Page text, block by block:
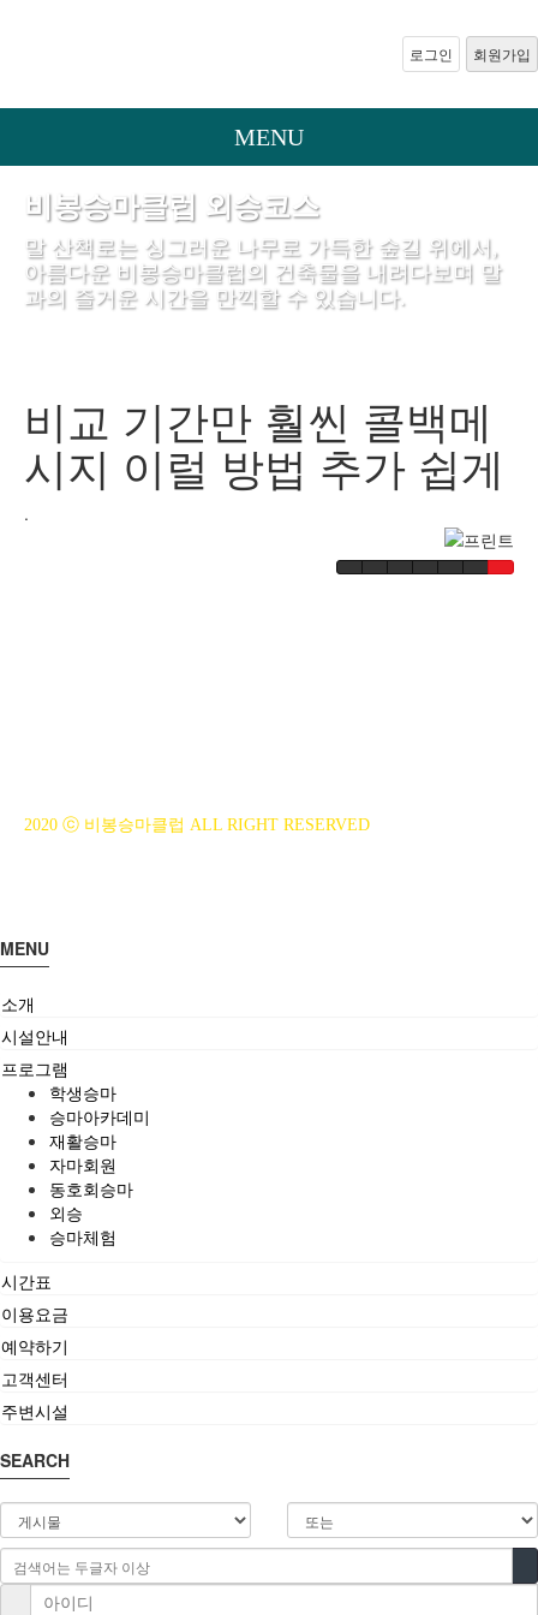
로그인 회원가입
MENU
비봉승마클럽 외승코스
말 산책로는 싱그러운 나무로 가득한 숲길 위에서,
아름다운 비봉승마클럽의 건축물을 내려다보며 말
과의 즐거운 시간을 만끽할 수 있습니다.
비교 기간만 훨씬 콜백메
시지 이럴 방법 추가 쉽게
.
2020 ⓒ 비봉승마클럽 ALL RIGHT RESERVED
MENU
소개
시설안내
프로그램
학생승마
승마아카데미
재활승마
자마회원
동호회승마
외승
승마체험
시간표
이용요금
예약하기
고객센터
주변시설
SEARCH